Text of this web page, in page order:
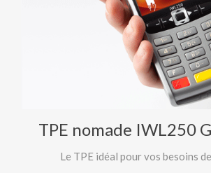
TPE nomade IWL250
Le TPE idéal pour vos besoins